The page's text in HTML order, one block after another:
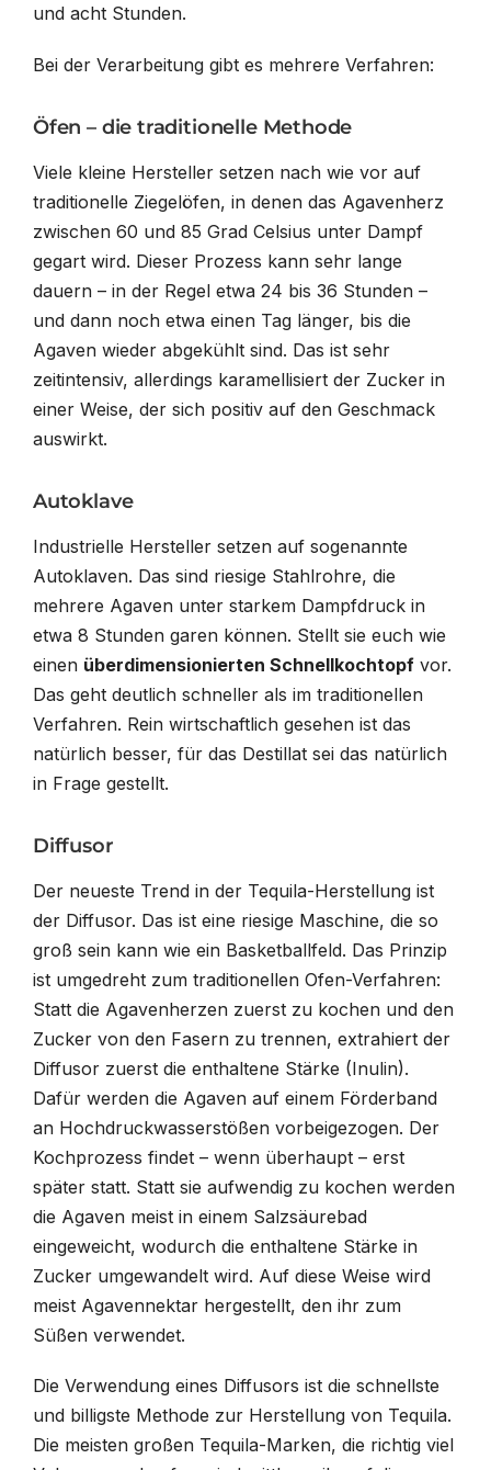
und acht Stunden.
Bei der Verarbeitung gibt es mehrere Verfahren:
Öfen – die traditionelle Methode
Viele kleine Hersteller setzen nach wie vor auf
traditionelle Ziegelöfen, in denen das Agavenherz
zwischen 60 und 85 Grad Celsius unter Dampf
gegart wird. Dieser Prozess kann sehr lange
dauern – in der Regel etwa 24 bis 36 Stunden –
und dann noch etwa einen Tag länger, bis die
Agaven wieder abgekühlt sind. Das ist sehr
zeitintensiv, allerdings karamellisiert der Zucker in
einer Weise, der sich positiv auf den Geschmack
auswirkt.
Autoklave
Industrielle Hersteller setzen auf sogenannte
Autoklaven. Das sind riesige Stahlrohre, die
mehrere Agaven unter starkem Dampfdruck in
etwa 8 Stunden garen können. Stellt sie euch wie
einen überdimensionierten Schnellkochtopf vor.
Das geht deutlich schneller als im traditionellen
Verfahren. Rein wirtschaftlich gesehen ist das
natürlich besser, für das Destillat sei das natürlich
in Frage gestellt.
Diffusor
Der neueste Trend in der Tequila-Herstellung ist
der Diffusor. Das ist eine riesige Maschine, die so
groß sein kann wie ein Basketballfeld. Das Prinzip
ist umgedreht zum traditionellen Ofen-Verfahren:
Statt die Agavenherzen zuerst zu kochen und den
Zucker von den Fasern zu trennen, extrahiert der
Diffusor zuerst die enthaltene Stärke (Inulin).
Dafür werden die Agaven auf einem Förderband
an Hochdruckwasserstößen vorbeigezogen. Der
Kochprozess findet – wenn überhaupt – erst
später statt. Statt sie aufwendig zu kochen werden
die Agaven meist in einem Salzsäurebad
eingeweicht, wodurch die enthaltene Stärke in
Zucker umgewandelt wird. Auf diese Weise wird
meist Agavennektar hergestellt, den ihr zum
Süßen verwendet.
Die Verwendung eines Diffusors ist die schnellste
und billigste Methode zur Herstellung von Tequila.
Die meisten großen Tequila-Marken, die richtig viel